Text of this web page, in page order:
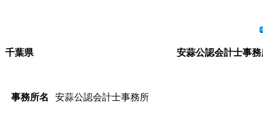
千葉県 安蒜公認会計士事務
事務所名 安蒜公認会計士事務所